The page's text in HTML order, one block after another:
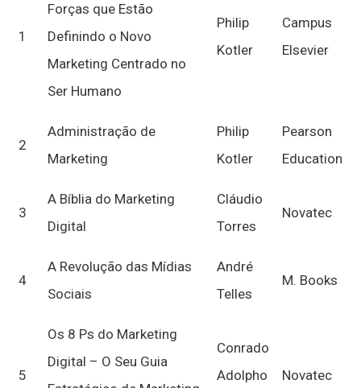
1
Forças que Estão
Definindo o Novo
Marketing Centrado no
Ser Humano
Philip
Kotler
Campus
Elsevier
2
Administração de
Marketing
Philip
Kotler
Pearson
Education
3
A Bíblia do Marketing
Digital
Cláudio
Torres
Novatec
4
A Revolução das Mídias
Sociais
André
Telles
M. Books
5
Os 8 Ps do Marketing
Digital – O Seu Guia
Conrado
Adolpho
Novatec